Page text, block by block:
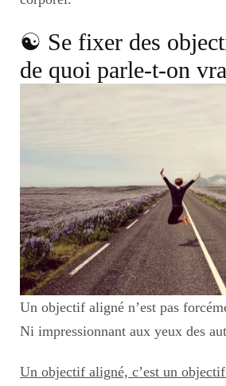
☯︎ Se fixer des
de quoi parle-t-on
Un objectif aligné n’est pas
Ni impressionnant aux yeux des
Un objectif aligné, c’est un